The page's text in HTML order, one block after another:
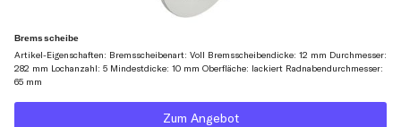
Bremsscheibe
Artikel-Eigenschaften: Bremsscheibenart: Voll Bremsscheibendicke: 12 mm Durchmesser:
282 mm Lochanzahl: 5 Mindestdicke: 10 mm Oberfläche: lackiert Radnabendurchmesser:
65 mm
Zum Angebot